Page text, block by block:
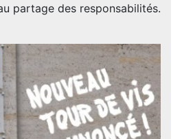
partage des responsabilités.